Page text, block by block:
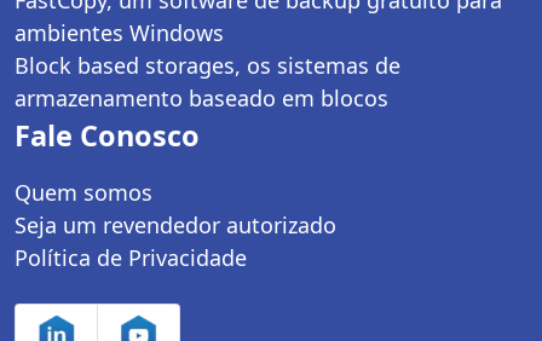
ambientes Windows
Block based storages, os sistemas de
armazenamento baseado em blocos
Fale Conosco
Quem somos
Seja um revendedor autorizado
Política de Privacidade